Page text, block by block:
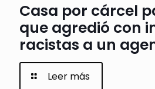
Casa por cárcel
que agredió con
racistas a un
Leer más